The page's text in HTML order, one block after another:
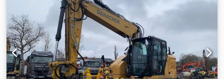
(Hammer-, Greifer-, Schere-) Schnellwechsler OQ70/55 1 x
Löffel Zentralschmieranlage Reifengröße: 10.00-20 ca. 30%
erhalten Schildabstützung Motor mit 129kW CE
Betriebsgewicht: 19 to